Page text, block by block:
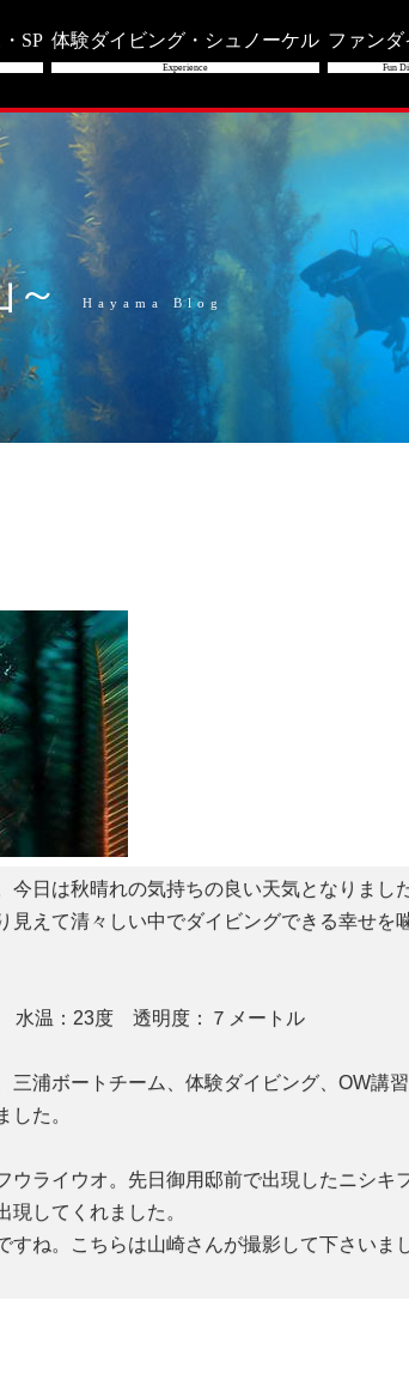
SP 体験ダイビング・シュノーケル
Experience
ファン
Fun
～ Hayama Blog
日は秋晴れの気持ちの良い天気となりまし
見えて清々しい中でダイビングできる幸せを
温：23度 透明度：７メートル
浦ボートチーム、体験ダイビング、OW講
した。
ウライウオ。先日御用邸前で出現したニシキ
現してくれました。
すね。こちらは山崎さんが撮影して下さいま